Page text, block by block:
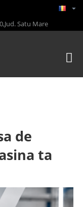
Satu Mare
de
ta